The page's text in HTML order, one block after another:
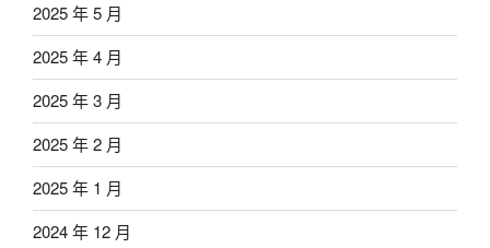
2025 年 5 月
2025 年 4 月
2025 年 3 月
2025 年 2 月
2025 年 1 月
2024 年 12 月